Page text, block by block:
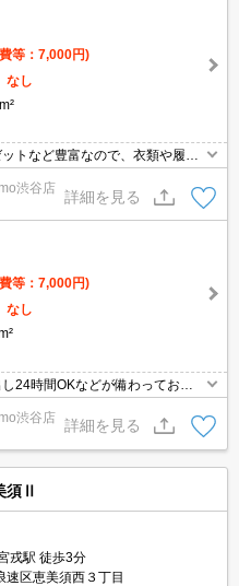
等：7,000円)
なし
トなど豊富なので、衣類や履き
しやすいお部屋になります。セ
オートロックなど充実している
リング張りのお部屋です。
渋谷店
詳細を見る
等：7,000円)
なし
24時間OKなどが備わっており
洗面所独立・浴室乾燥機など充
納はシューズボックス・クロゼ
の整理がしやすく便利です。駅
な物件です。
渋谷店
詳細を見る
須Ⅱ
戎駅 徒歩3分
速区恵美須西３丁目